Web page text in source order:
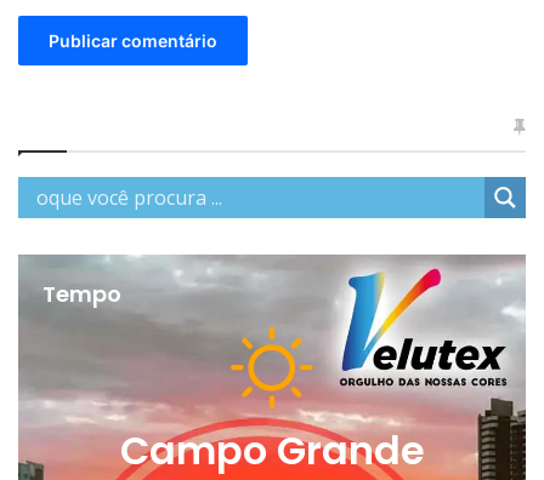
Tempo
Campo Grande